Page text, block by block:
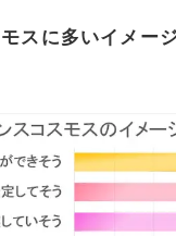
スに多いイメー